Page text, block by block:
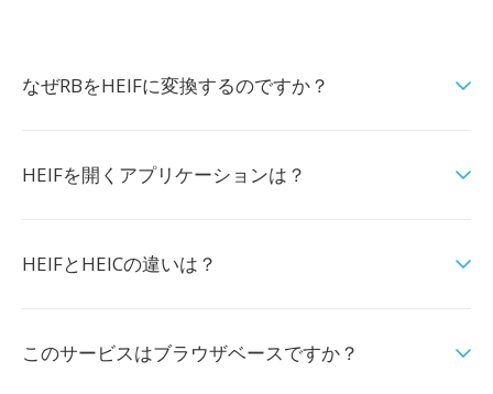
なぜRBをHEIFに変換するのですか？
HEIFを開くアプリケーションは？
HEIFとHEICの違いは？
このサービスはブラウザベースですか？